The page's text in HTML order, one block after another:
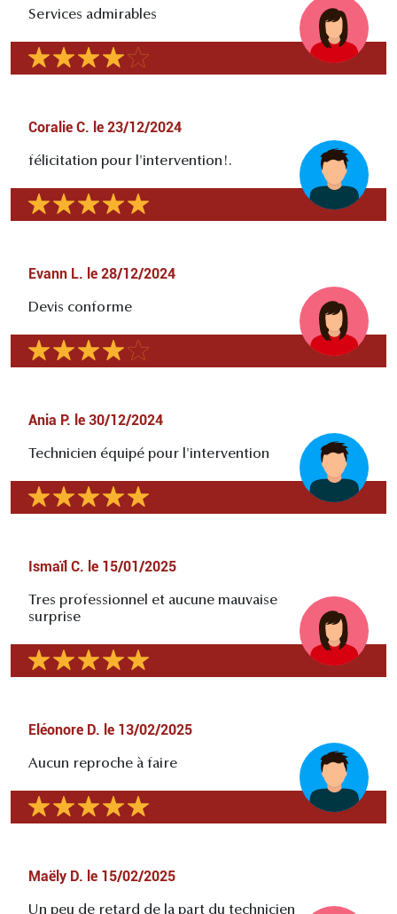
Services admirables
Coralie C. le 23/12/2024
félicitation pour l'intervention!.
Evann L. le 28/12/2024
Devis conforme
Ania P. le 30/12/2024
Technicien équipé pour l'intervention
Ismaïl C. le 15/01/2025
Tres professionnel et aucune mauvaise
surprise
Eléonore D. le 13/02/2025
Aucun reproche à faire
Maëly D. le 15/02/2025
Un peu de retard de la part du technicien